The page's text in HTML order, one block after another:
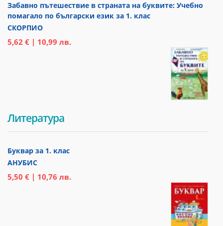
Забавно пътешествие в страната на буквите: Учебно
помагало по български език за 1. клас
СКОРПИО
5,62 € | 10,99 лв.
Литература
Буквар за 1. клас
АНУБИС
5,50 € | 10,76 лв.